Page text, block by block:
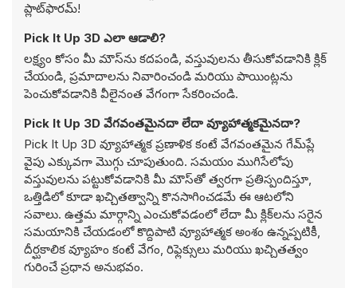
ప్లాట్‌ఫారమ్!
Pick It Up 3D ఎలా ఆడాలి?
లక్ష్యం కోసం మీ మౌస్‌ను కదపండి, వస్తువులను తీసుకోవడానికి క్లిక్
చేయండి, ప్రమాదాలను నివారించండి మరియు పాయింట్లను
పెంచుకోవడానికి వీలైనంత వేగంగా సేకరించండి.
Pick It Up 3D వేగవంతమైనదా లేదా వ్యూహాత్మకమైనదా?
Pick It Up 3D వ్యూహాత్మక ప్రణాళిక కంటే వేగవంతమైన గేమ్‌ప్లే
వైపు ఎక్కువగా మొగ్గు చూపుతుంది. సమయం ముగిసేలోపు
వస్తువులను పట్టుకోవడానికి మీ మౌస్‌తో త్వరగా ప్రతిస్పందిస్తూ,
ఒత్తిడిలో కూడా ఖచ్చితత్వాన్ని కొనసాగించడమే ఈ ఆటలోని
సవాలు. ఉత్తమ మార్గాన్ని ఎంచుకోవడంలో లేదా మీ క్లిక్‌లను సరైన
సమయానికి చేయడంలో కొద్దిపాటి వ్యూహాత్మక అంశం ఉన్నప్పటికీ,
దీర్ఘకాలిక వ్యూహం కంటే వేగం, రిఫ్లెక్సులు మరియు ఖచ్చితత్వం
గురించే ప్రధాన అనుభవం.